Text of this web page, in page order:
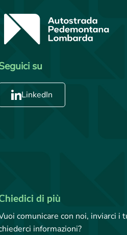
su
LinkedIn
di più
comunicare con noi, inviarci
informazioni?